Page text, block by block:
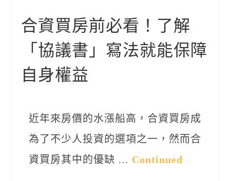
合資買房前必看！了解
「協議書」寫法就能保障
自身權益
近年來房價的水漲船高，合資買房成
為了不少人投資的選項之一，然而合
資買房其中的優缺 … Continued